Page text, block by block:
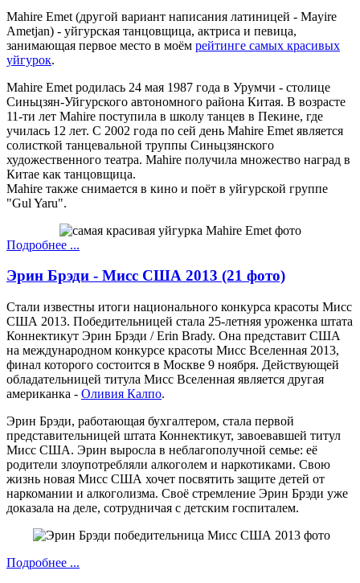
Mahire Emet (другой вариант написания латиницей - Mayire
Ametjan) - уйгурская танцовщица, актриса и певица,
занимающая первое место в моём рейтинге самых красивых
уйгурок.
Mahire Emet родилась 24 мая 1987 года в Урумчи - столице
Синьцзян-Уйгурского автономного района Китая. В возрасте
11-ти лет Mahire поступила в школу танцев в Пекине, где
училась 12 лет. С 2002 года по сей день Mahire Emet является
солисткой танцевальной труппы Синьцзянского
художественного театра. Mahire получила множество наград в
Китае как танцовщица.
Mahire также снимается в кино и поёт в уйгурской группе
"Gul Yaru".
Подробнее ...
Эрин Брэди - Мисс США 2013 (21 фото)
Стали известны итоги национального конкурса красоты Мисс
США 2013. Победительницей стала 25-летняя уроженка штата
Коннектикут Эрин Брэди / Erin Brady. Она представит США
на международном конкурсе красоты Мисс Вселенная 2013,
финал которого состоится в Москве 9 ноября. Действующей
обладательницей титула Мисс Вселенная является другая
американка - Оливия Калпо.
Эрин Брэди, работающая бухгалтером, стала первой
представительницей штата Коннектикут, завоевавшей титул
Мисс США. Эрин выросла в неблагополучной семье: её
родители злоупотребляли алкоголем и наркотиками. Свою
жизнь новая Мисс США хочет посвятить защите детей от
наркомании и алкоголизма. Своё стремление Эрин Брэди уже
доказала на деле, сотрудничая с детским госпиталем.
Подробнее ...